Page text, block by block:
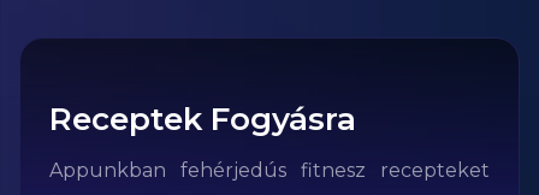
Receptek Fogyásra
Appunkban fehérjedús fitnesz recepteket